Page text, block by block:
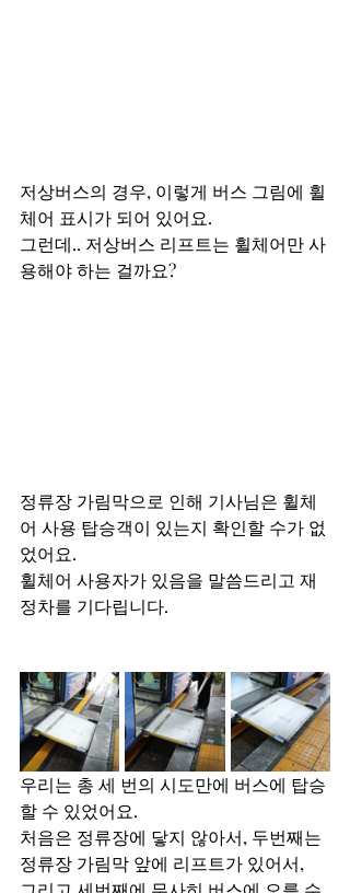
저상버스의 경우, 이렇게 버스 그림에 휠
체어 표시가 되어 있어요.
그런데.. 저상버스 리프트는 휠체어만 사
용해야 하는 걸까요?
정류장 가림막으로 인해 기사님은 휠체
어 사용 탑승객이 있는지 확인할 수가 없
었어요.
휠체어 사용자가 있음을 말씀드리고 재
정차를 기다립니다.
우리는 총 세 번의 시도만에 버스에 탑승
할 수 있었어요.
처음은 정류장에 닿지 않아서, 두번째는
정류장 가림막 앞에 리프트가 있어서,